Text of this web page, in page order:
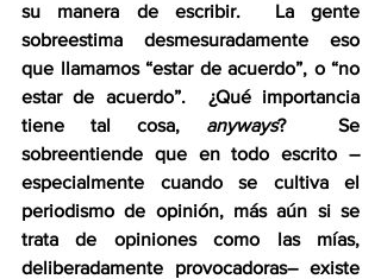
su manera de escribir.  La gente
sobreestima desmesuradamente eso
que llamamos “estar de acuerdo”, o “no
estar de acuerdo”.  ¿Qué importancia
tiene tal cosa, anyways?  Se
sobreentiende que en todo escrito –
especialmente cuando se cultiva el
periodismo de opinión, más aún si se
trata de opiniones como las mías,
deliberadamente provocadoras– existe